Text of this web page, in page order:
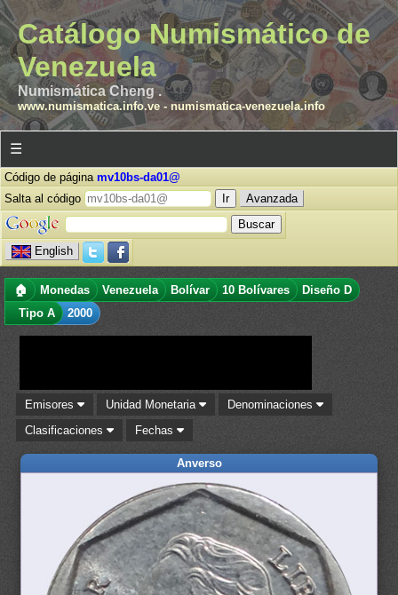
Catálogo Numismático de
Venezuela
Numismática Cheng .
www.numismatica.info.ve- numismatica-venezuela.info
☰
Código de página mv10bs-da01@
Salta al código
Avanzada
English
🏠 Monedas Venezuela Bolívar 10 Bolívares
Diseño D
Tipo A
2000
Emisores Unidad Monetaria
Denominaciones
Clasificaciones
Fechas
Anverso